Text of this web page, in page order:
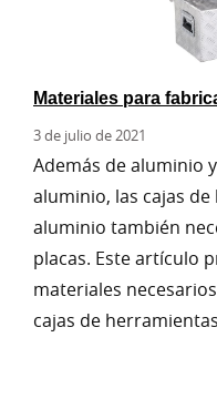
3 de julio de 2021
Además de aluminio
aluminio, las cajas
aluminio también
placas. Este artículo
materiales
cajas de